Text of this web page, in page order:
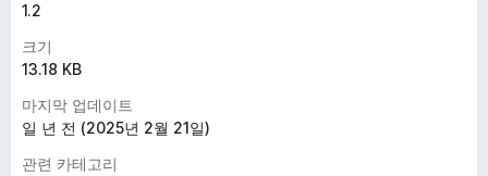
1.2
크기
13.18 KB
마지막 업데이트
일 년 전 (2025년 2월 21일)
관련 카테고리